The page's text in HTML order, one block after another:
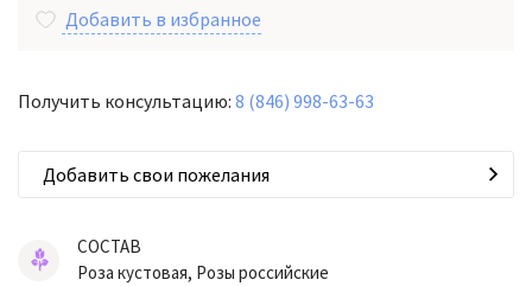
Добавить в избранное
Получить консультацию: 8 (846) 998-63-63
Добавить свои пожелания
СОСТАВ
Роза кустовая, Розы российские